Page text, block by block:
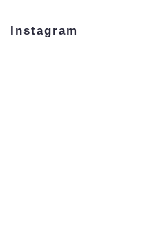
Instagram